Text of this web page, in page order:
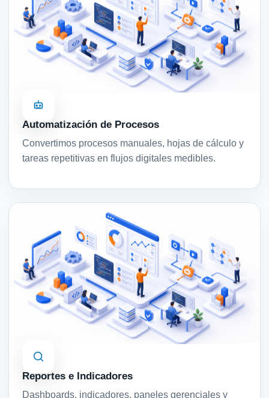
Automatización de Procesos
Convertimos procesos manuales, hojas de cálculo y
tareas repetitivas en flujos digitales medibles.
Reportes e Indicadores
Dashboards, indicadores, paneles gerenciales y